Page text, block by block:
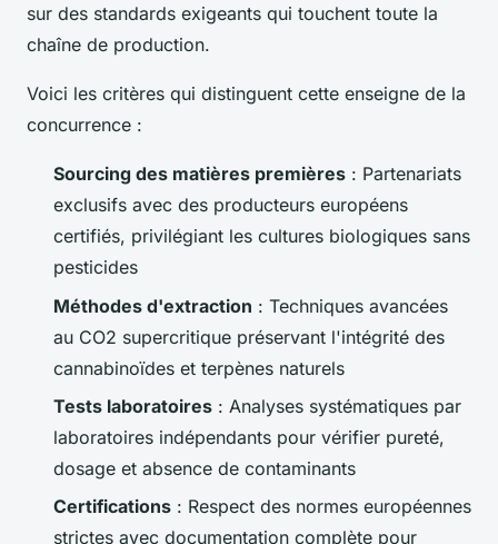
sur des standards exigeants qui touchent toute la
chaîne de production.
Voici les critères qui distinguent cette enseigne de la
concurrence :
Sourcing des matières premières : Partenariats
exclusifs avec des producteurs européens
certifiés, privilégiant les cultures biologiques sans
pesticides
Méthodes d'extraction : Techniques avancées
au CO2 supercritique préservant l'intégrité des
cannabinoïdes et terpènes naturels
Tests laboratoires : Analyses systématiques par
laboratoires indépendants pour vérifier pureté,
dosage et absence de contaminants
Certifications : Respect des normes européennes
strictes avec documentation complète pour